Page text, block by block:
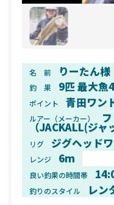
名 前 りーたん様
釣 果 9匹 最大魚
ポイント 青田ワン
ルアー（メーカー）
（JACKALL(ジャ
リグ ジグヘッド
レンジ 6m
良い釣果の時間帯
釣りのスタイル レン